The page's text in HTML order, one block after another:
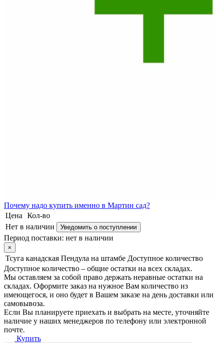
Почему надо купить именно в Мартин сад?
Цена
Кол-во
Нет в наличии
Уведомить о поступлении
Период поставки: нет в наличии
×
Тсуга канадская Пендула на штамбе Доступное количество
Доступное количество – общие остатки на всех складах.
Мы оставляем за собой право держать неравные остатки на
складах. Оформите заказ на нужное Вам количество из
имеющегося, и оно будет в Вашем заказе на день доставки или
самовывоза.
Если Вы планируете приехать и выбрать на месте, уточняйте
наличие у наших менеджеров по телефону или электронной
почте.
Купить